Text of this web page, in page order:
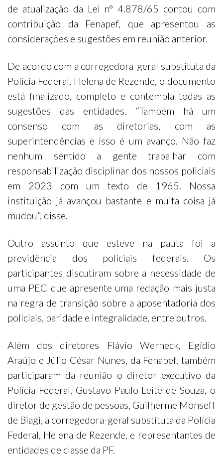
de atualização da Lei n° 4.878/65 contou com
contribuição da Fenapef, que apresentou as
considerações e sugestões em reunião anterior.
De acordo com a corregedora-geral substituta da
Polícia Federal, Helena de Rezende, o documento
está finalizado, completo e contempla todas as
sugestões das entidades. “Também há um
consenso com as diretorias, com as
superintendências e isso é um avanço. Não faz
nenhum sentido a gente trabalhar com
responsabilização disciplinar dos nossos policiais
em 2023 com um texto de 1965. Nossa
instituição já avançou bastante e muita coisa já
mudou”, disse.
Outro assunto que esteve na pauta foi a
previdência dos policiais federais. Os
participantes discutiram sobre a necessidade de
uma PEC que apresente uma redação mais justa
na regra de transição sobre a aposentadoria dos
policiais, paridade e integralidade, entre outros.
Além dos diretores Flávio Werneck, Egídio
Araújo e Júlio César Nunes, da Fenapef, também
participaram da reunião o diretor executivo da
Polícia Federal, Gustavo Paulo Leite de Souza, o
diretor de gestão de pessoas, Guilherme Monseff
de Biagi, a corregedora-geral substituta da Polícia
Federal, Helena de Rezende, e representantes de
entidades de classe da PF.